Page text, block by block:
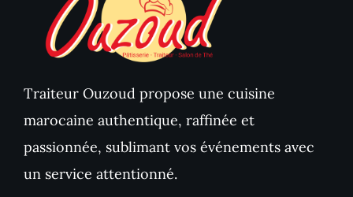
Traiteur Ouzoud propose une cuisine
marocaine authentique, raffinée et
passionnée, sublimant vos événements avec
un service attentionné.